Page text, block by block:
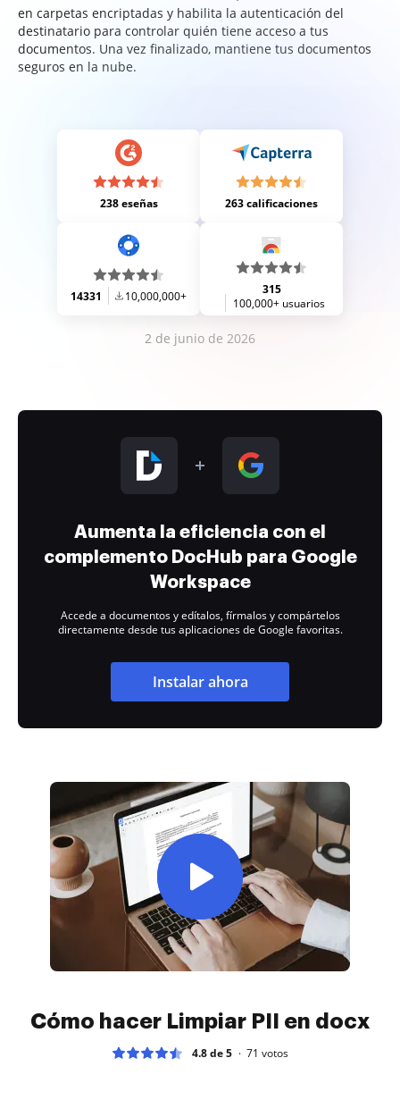
en carpetas encriptadas y habilita la autenticación del
destinatario para controlar quién tiene acceso a tus
documentos. Una vez finalizado, mantiene tus documentos
seguros en la nube.
238 eseñas 263 calificaciones
14331 10,000,000+
315
100,000+ usuarios
2 de junio de 2026
Aumenta la eficiencia con el
complemento DocHub para Google
Workspace
Accede a documentos y edítalos, fírmalos y compártelos
directamente desde tus aplicaciones de Google favoritas.
Instalar ahora
Cómo hacer Limpiar PII en docx
4.8 de 5 71 votos